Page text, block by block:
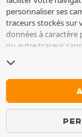
personnaliser ses
traceurs stockés sur
données à caractère
ou autre traceur
conservons votre
consentement à
.
accepter le dépôt de
obstacle à l’accès
vous invitons à